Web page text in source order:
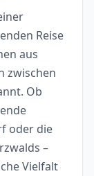
Reise
aus
zwischen
Ob
oder die
–
Vielfalt